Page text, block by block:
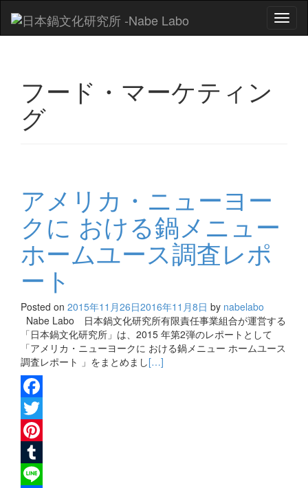
フード・マーケティン
グ
アメリカ・ニューヨー
クに おける鍋メニュー
ホームユース調査レポ
ート
Posted on 2015年11月26日2016年11月8日 by nabelabo
Nabe Labo 日本鍋文化研究所有限責任事業組合が運営する
「日本鍋文化研究所」は、2015 年第2弾のレポートとして
「アメリカ・ニューヨークに おける鍋メニュー ホームユース
調査レポート 」をまとめまし[…]
Facebook
Twitter
Pinterest
Tumblr